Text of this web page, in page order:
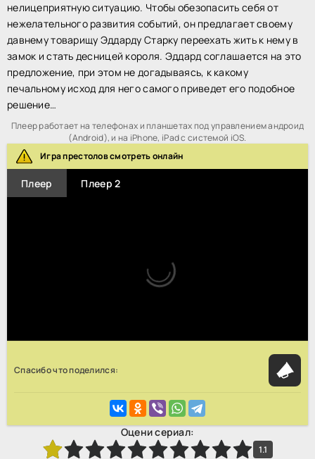
нелицеприятную ситуацию. Чтобы обезопасить себя от
нежелательного развития событий, он предлагает своему
давнему товарищу Эддарду Старку переехать жить к нему в
замок и стать десницей короля. Эддард соглашается на это
предложение, при этом не догадываясь, к какому
печальному исход для него самого приведет его подобное
решение…
Плеер работает на телефонах и планшетах под управлением андроид
(Android), и на iPhone, iPad с системой iOS.
Игра престолов смотреть онлайн
Плеер Плеер 2
Спасибо что поделился:
Оцени сериал:
5 6 7 8 9 10 1.1